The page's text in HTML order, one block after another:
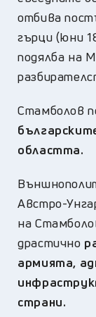
отбива
гърци (юни
подялба на
Стамболов
областта.
Австро-
на
драстично
армията,
страни.